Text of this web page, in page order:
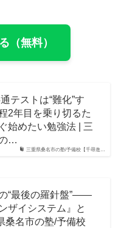
（無料）
三重県桑名市の塾/予備校【千尋進…
テストは“難化”す
2年目を乗り切るた
始めたい勉強法 | 三
…
の“最後の羅針盤”――
ザイシステム』と
桑名市の塾/予備校